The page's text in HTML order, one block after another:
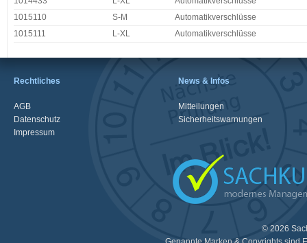
1015110
S-M
Automatikverschlüsse
1015111
L-XL Automatikverschlüsse
Rechtliches
AGB
Datenschutz
Impressum
News & Infos
Mitteilungen
Sicherheitswarnungen
© 2026